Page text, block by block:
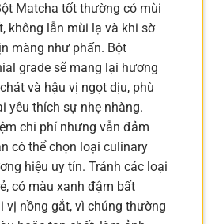
Matcha tốt thường có mùi
không lẫn mùi lạ và khi sờ
màng như phấn. Bột
grade sẽ mang lại hương
và hậu vị ngọt dịu, phù
yêu thích sự nhẹ nhàng.
chi phí nhưng vẫn đảm
có thể chọn loại culinary
hiệu uy tín. Tránh các loại
có màu xanh đậm bất
vị nồng gắt, vì chúng thường